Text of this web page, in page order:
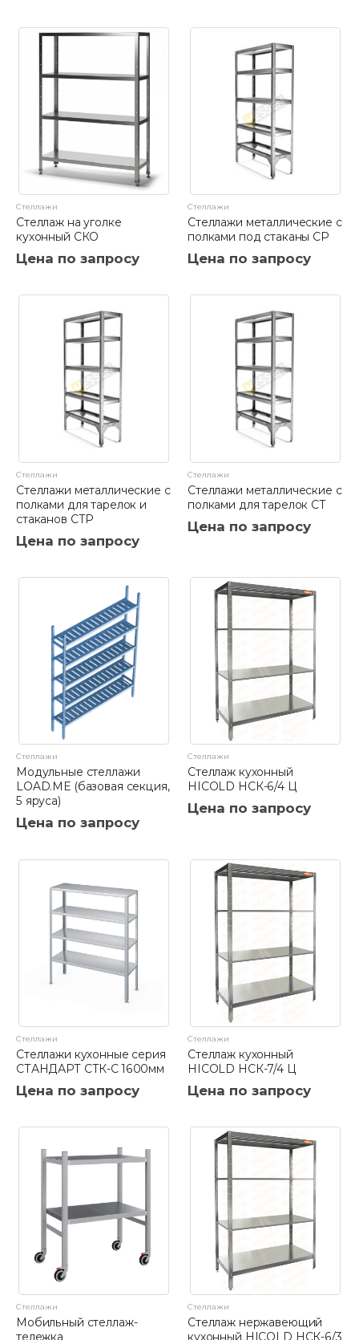
Стеллажи
Стеллаж на уголке
кухонный СКО
Цена по запросу
Стеллажи
Стеллажи металлические с
полками под стаканы СР
Цена по запросу
Стеллажи
Стеллажи металлические с
полками для тарелок и
стаканов СТР
Цена по запросу
Стеллажи
Стеллажи металлические с
полками для тарелок СТ
Цена по запросу
Стеллажи
Модульные стеллажи
LOAD.ME (базовая секция,
5 яруса)
Цена по запросу
Стеллажи
Стеллаж кухонный
HICOLD НСК-6/4 Ц
Цена по запросу
Стеллажи
Стеллажи кухонные серия
СТАНДАРТ СТК-С 1600мм
Цена по запросу
Стеллажи
Стеллаж кухонный
HICOLD НСК-7/4 Ц
Цена по запросу
Стеллажи
Мобильный стеллаж-
тележка
Стеллажи
Стеллаж нержавеющий
кухонный HICOLD НСК-6/3